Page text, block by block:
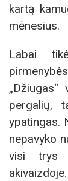
kartą
mėnesius.
Labai
pergalių,
ypatingas.
nepavyko
visi trys